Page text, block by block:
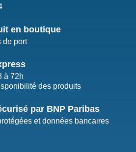
en boutique
de port
à 72h
des produits
par BNP Paribas
et données bancaires